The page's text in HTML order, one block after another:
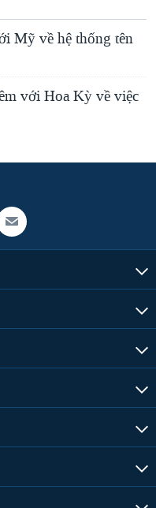
Mỹ về hệ thống tên
với Hoa Kỳ về việc